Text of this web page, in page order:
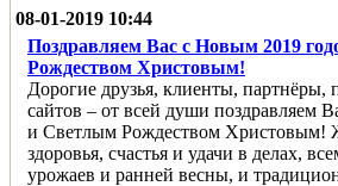
08-01-2019 10:44
Поздравляем Вас с Новым 2019
Рождеством Христовым!
Дорогие друзья, клиенты, партнёры,
сайтов – от всей души поздравляем
и Светлым Рождеством Христовым!
здоровья, счастья и удачи в делах,
урожаев и ранней весны, и